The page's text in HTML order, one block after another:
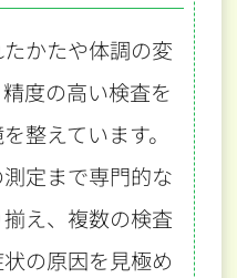
かたや体調の変
精度の高い検査を
整えています。
定まで専門的な
え、 複数の検査
の原因を見極め